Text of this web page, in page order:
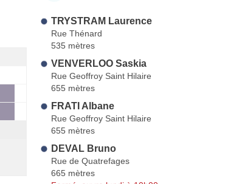
TRYSTRAM Laurence
Rue Thénard
535 mètres
VENVERLOO Saskia
Rue Geoffroy Saint Hilaire
655 mètres
FRATI Albane
Rue Geoffroy Saint Hilaire
655 mètres
DEVAL Bruno
Rue de Quatrefages
665 mètres